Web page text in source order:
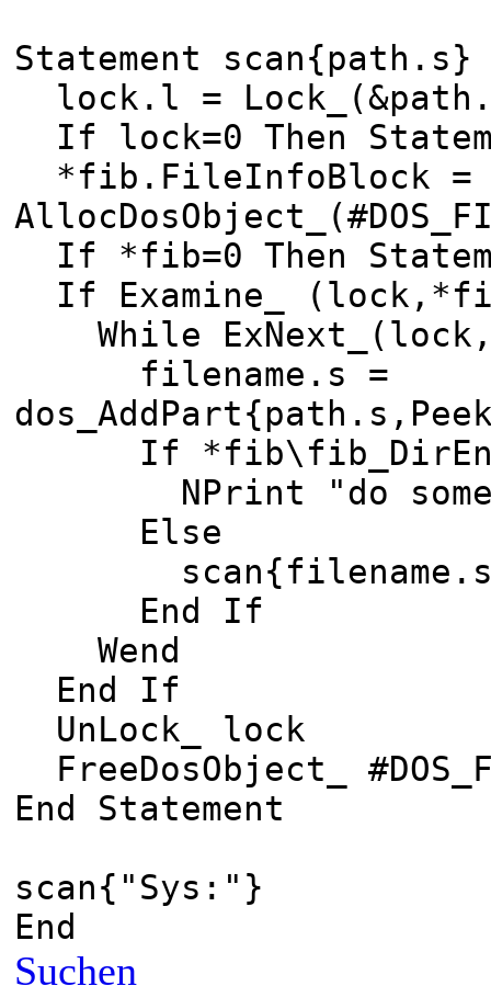
Statement scan{path.s}
lock.l =
If lock=0 Then
*fib.FileInfoBlock =
If *fib=0 Then
If Examine_
While
filename.s =
If
NPrint "do
Else
End If
Wend
End If
UnLock_ lock
FreeDosObject_
End Statement
scan{"Sys:"}
End
Suchen